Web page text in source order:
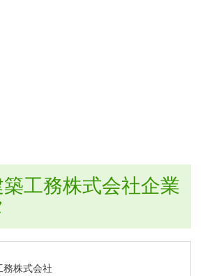
築工務株式会社企業
務株式会社